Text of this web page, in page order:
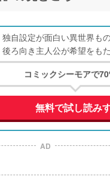
独自設定が面白い異世界も
後ろ向き主人公が希望をも
コミックシーモアで
無料で試し読み
AD